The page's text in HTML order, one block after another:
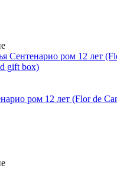
ром 12 лет (Flor de